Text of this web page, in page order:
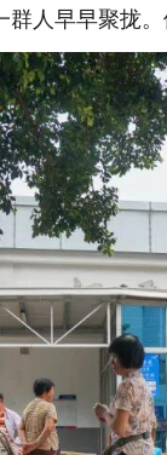
人早早聚拢